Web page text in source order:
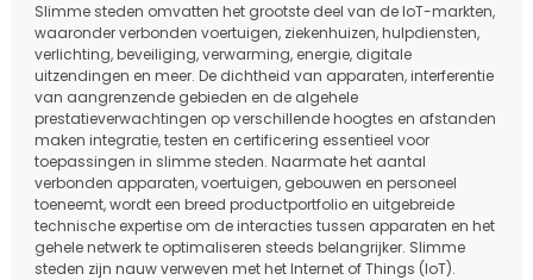
Slimme steden omvatten het grootste deel van de IoT-markten,
waaronder verbonden voertuigen, ziekenhuizen, hulpdiensten,
verlichting, beveiliging, verwarming, energie, digitale
uitzendingen en meer. De dichtheid van apparaten, interferentie
van aangrenzende gebieden en de algehele
prestatieverwachtingen op verschillende hoogtes en afstanden
maken integratie, testen en certificering essentieel voor
toepassingen in slimme steden. Naarmate het aantal
verbonden apparaten, voertuigen, gebouwen en personeel
toeneemt, wordt een breed productportfolio en uitgebreide
technische expertise om de interacties tussen apparaten en het
gehele netwerk te optimaliseren steeds belangrijker. Slimme
steden zijn nauw verweven met het Internet of Things (IoT).